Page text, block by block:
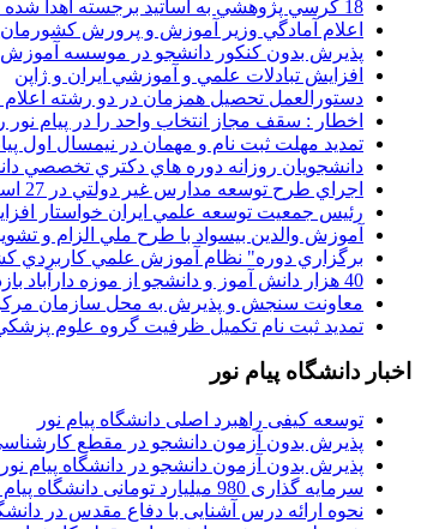
18 کرسي پژوهشي به اساتيد برجسته اهدا شده است
اعلام آمادگي وزير آموزش و پرورش
پذيرش بدون کنکور دانشجو در موسسه
افزايش تبادلات علمي و آموزشي ايران و ژاپن
دستورالعمل تحصیل همزمان در دو رشته
اخطار : سقف مجاز انتخاب واحد را در پیام نور
تمدید مهلت ثبت نام و مهمان در نیمسال اول
دانشجويان روزانه دوره هاي دكتري تخصصي
اجراي طرح توسعه مدارس غير دولتي در 27 استان کشور
رئيس جمعيت توسعه علمي ايران خواستار
آموزش والدين بيسواد با طرح ملي الزام و
برگزاري دوره" نظام آموزش علمي كاربردي
40 هزار دانش آموز و دانشجو از موزه دارآباد بازديد کردند
معاونت سنجش و پذيرش به محل سازمان
تمديد ثبت نام تکميل ظرفيت گروه علوم
اخبار دانشگاه پیام نور
توسعه کیفی راهبرد اصلی دانشگاه پیام نور
پذیرش بدون آزمون دانشجو در مقطع
پذیرش بدون آزمون دانشجو در دانشگاه پیام
سرمایه گذاری 980 میلیارد تومانی دانشگاه پیام نور
نحوه ارائه درس آشنایی با دفاع مقدس در